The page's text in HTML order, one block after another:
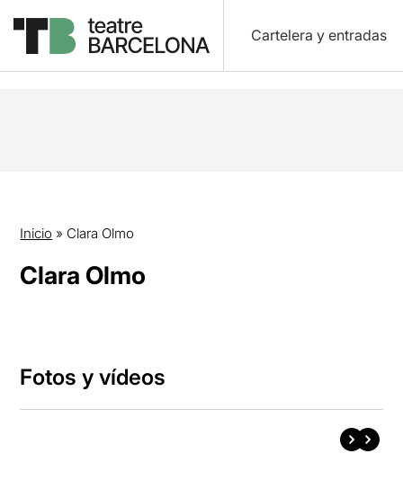
Cartelera y entradas
Inicio » Clara Olmo
Clara Olmo
Fotos y vídeos